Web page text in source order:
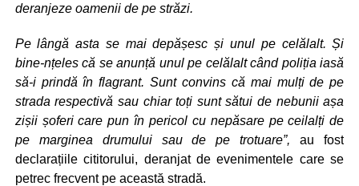
deranjeze oamenii de pe străzi.
Pe lângă asta se mai depășesc și unul pe celălalt. Și
bine-nțeles că se anunță unul pe celălalt când poliția iasă
să-i prindă în flagrant. Sunt convins că mai mulți de pe
strada respectivă sau chiar toți sunt sătui de nebunii așa
zișii șoferi care pun în pericol cu nepăsare pe ceilalți de
pe marginea drumului sau de pe trotuare”, au fost
declarațiile cititorului, deranjat de evenimentele care se
petrec frecvent pe această stradă.